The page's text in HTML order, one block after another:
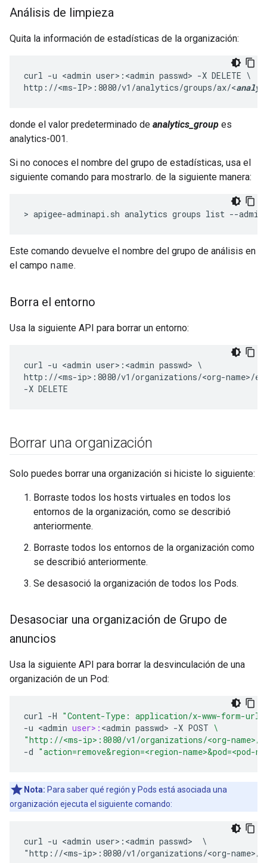
Análisis de limpieza
Quita la información de estadísticas de la organización:
curl -u <admin user>:<admin passwd> -X DELETE \
http://<ms-IP>:8080/v1/analytics/groups/ax/<
donde el valor predeterminado de analytics_group es
analytics-001.
Si no conoces el nombre del grupo de estadísticas, usa el
siguiente comando para mostrarlo. de la siguiente manera:
> apigee-adminapi.sh analytics groups list --
Este comando devuelve el nombre del grupo de análisis en
el campo name.
Borra el entorno
Usa la siguiente API para borrar un entorno:
curl -u <admin user>:<admin passwd> \
http://<ms-ip>:8080/v1/organizations/<org-name>/
-X DELETE
Borrar una organización
Solo puedes borrar una organización si hiciste lo siguiente:
Borraste todos los hosts virtuales en todos los
entornos de la organización, como se describió
anteriormente.
Borraste todos los entornos de la organización como
se describió anteriormente.
Se desasoció la organización de todos los Pods.
Desasociar una organización de Grupo de
anuncios
Usa la siguiente API para borrar la desvinculación de una
organización de un Pod:
curl -H "Content-Type: application/x-www-form-
-u <admin user>: <admin passwd> -X POST \
"http://<ms-ip>:8080/v1/organizations/<org-name>/
-d "action=remove&region=<region-name>&pod=<pod-
Nota: Para saber qué región y Pods está asociada una
organización ejecuta el siguiente comando:
curl -u <admin user>:<admin passwd>  \
"http://<ms-ip>:8080/v1/organizations/<org-name>/